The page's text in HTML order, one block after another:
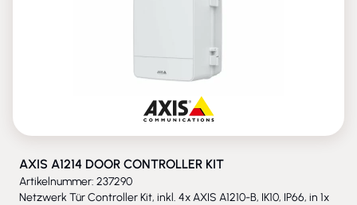
AXIS A1214 DOOR CONTROLLER KIT
Artikelnummer: 237290
Netzwerk Tür Controller Kit, inkl. 4x AXIS A1210-B, IK10, IP66, in 1x